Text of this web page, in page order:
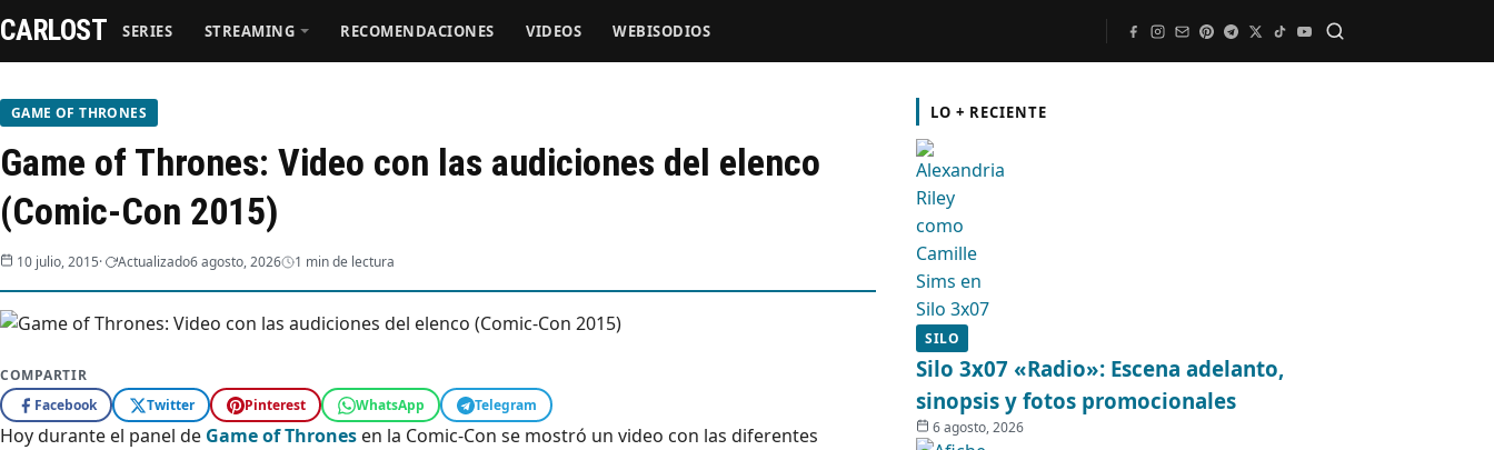
Series
Streaming
Recomendaciones
Videos
CARLOST SERIES STREAMING RECOMENDACIONES VIDEOS WEBISODIOS
GAME OF THRONES
Game of Thrones: Video con las audiciones del elenco
(Comic‑Con 2015)
10 julio, 2015 Actualizado6 agosto, 2026 1 min de lectura
COMPARTIR
Facebook
Twitter Pinterest WhatsApp Telegram
Hoy durante el panel de Game of Thrones en la Comic-Con se mostró un video con las diferentes
LO + RECIENTE
SILO
Silo 3x07 «Radio»: Escena adelanto,
sinopsis y fotos promocionales
6 agosto, 2026